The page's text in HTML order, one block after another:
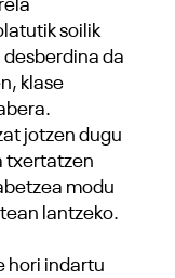
soilik
da
klase
jotzen dugu
txertatzen
modu
lantzeko.
hori indartu